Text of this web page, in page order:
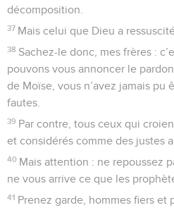
décomposition.
37 Mais celui que Dieu a
38 Sachez-le donc, mes frères :
pouvons vous annoncer le
de Moïse, vous n’avez jamais pu
fautes.
39 Par contre, tous ceux qui
et considérés comme des justes
40 Mais attention : ne repoussez
ne vous arrive ce que les
41 Prenez garde, hommes fiers et